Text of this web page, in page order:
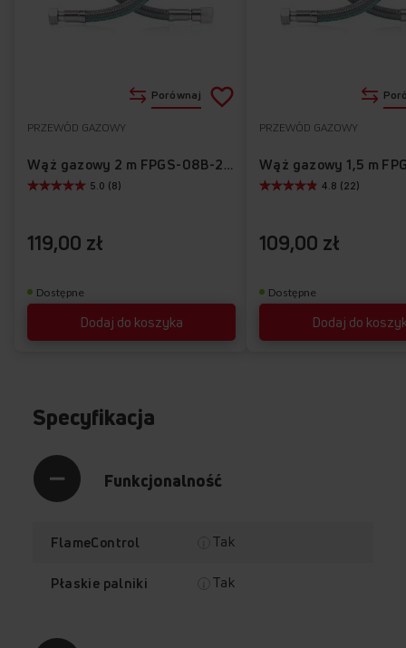
Dostępne
PRZEWÓD GAZOWY
Wąż gazowy 2 m FPGS-08B-200
Dodaj do koszyka
5.0 (8)
119,00 zł
Porównaj Dodaj
listyulubionych
Dostępne
PRZEWÓD GAZOWY
Dodaj do
4.8 (22)
109,00 zł
Specyfikacja
Funkcjonalność
FlameControl Tak
Płaskie palniki Tak